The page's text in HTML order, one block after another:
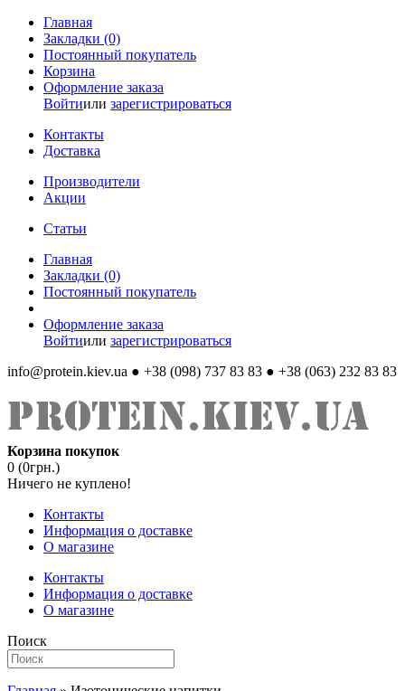
Главная
Закладки (0)
Постоянный покупатель
Корзина
Оформление заказа
Войтиили зарегистрироваться
Контакты
Доставка
Производители
Акции
Статьи
Главная
Закладки (0)
Постоянный покупатель
Оформление заказа
Войтиили зарегистрироваться
info@protein.kiev.ua ● +38 (098) 737 83 83 ● +38 (063) 232 83 83
Корзина покупок
0 (0грн.)
Ничего не куплено!
Контакты
Информация о доставке
О магазине
Контакты
Информация о доставке
О магазине
Поиск